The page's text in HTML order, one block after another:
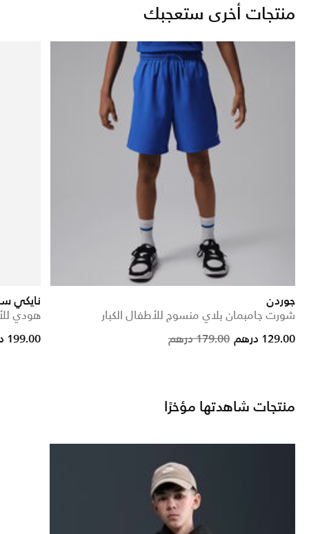
منتجات أخرى ستعجبك
جوردن
شورت جامبمان بلاي منسوج للأطفال الكبار
Price reduced from
179.00 درهم
to 129.00 درهم
نايكي
هودي
reduced from
to
199.00 درهم
منتجات شاهدتها مؤخرًا